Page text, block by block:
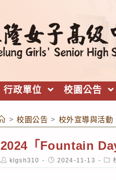
行政單位 校園公告
> 校園公告 > 校外宣導與活動
2024「Fountain
Post
author:
klgsh310
Post
published:
2024-11-13